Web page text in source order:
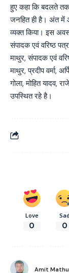
हुए कहा कि बदलते
जनहित ही है। अंत में
व्यक्त किया। इस
संपादक एवं वरिष्ठ
माथुर, संपादक एवं
माथुर, प्रदीप वर्मा,
गोला, मोहित यादव,
उपस्थित रहे है।
Love
0 0
Amit